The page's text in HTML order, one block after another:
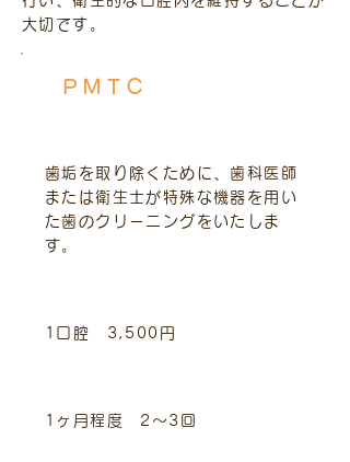
大切です。
ＰＭＴＣ
歯垢を取り除くために、歯科医師
または衛生士が特殊な機器を用い
た歯のクリーニングをいたしま
す。
1口腔 3,500円
1ヶ月程度 2～3回